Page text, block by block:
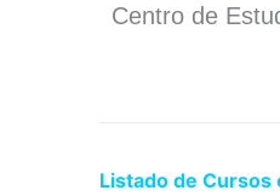
Centro de
Listado de Cursos